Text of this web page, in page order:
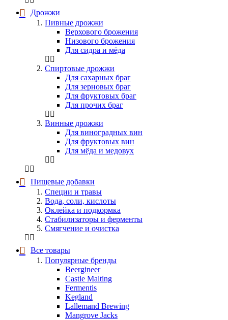
Дрожжи
Пивные дрожжи
Верхового брожения
Низового брожения
Для сидра и мёда
Спиртовые дрожжи
Для сахарных браг
Для зерновых браг
Для фруктовых браг
Для прочих браг
Винные дрожжи
Для виноградных вин
Для фруктовых вин
Для мёда и медовух
Пищевые добавки
Специи и травы
Вода, соли, кислоты
Оклейка и подкормка
Стабилизаторы и ферменты
Смягчение и очистка
Все товары
Популярные бренды
Beergineer
Castle Malting
Fermentis
Kegland
Lallemand Brewing
Mangrove Jacks